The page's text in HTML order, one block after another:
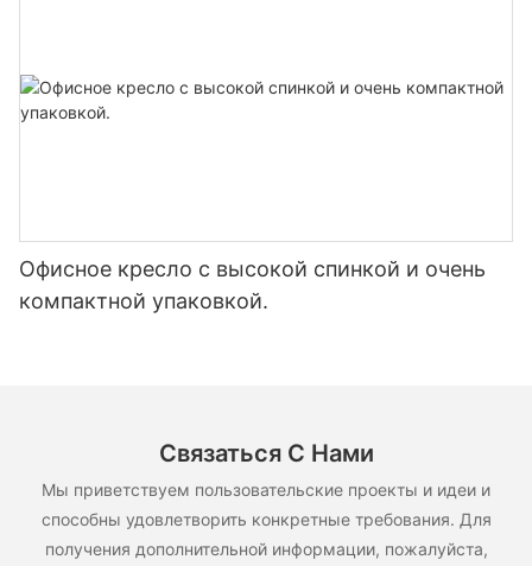
Офисное кресло с высокой спинкой и очень
компактной упаковкой.
Связаться С Нами
Мы приветствуем пользовательские проекты и идеи и
способны удовлетворить конкретные требования. Для
получения дополнительной информации, пожалуйста,